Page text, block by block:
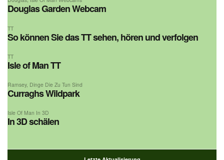
Douglas Garden Webcam
TT
So können Sie das TT sehen, hören und verfolgen
TT
Isle of Man TT
Ramsey, Dinge Die Zu Tun Sind
Curraghs Wildpark
Isle Of Man In 3D
In 3D schälen